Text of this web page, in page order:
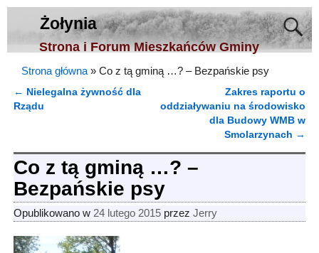
Żołynia
Strona i Forum Mieszkańców Gminy
Strona główna » Co z tą gminą …? – Bezpańskie psy
Nawigacja
← Nielegalna żywność dla
Rządu
Zakres raportu o
oddziaływaniu na środowisko
dla Budowy WMB w
Smolarzynach →
Co z tą gminą …? –
Bezpańskie psy
Opublikowano w 24 lutego 2015 przez Jerry